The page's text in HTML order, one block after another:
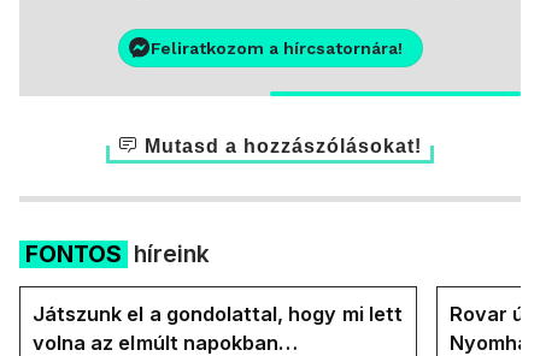
Feliratkozom a hírcsatornára!
Mutasd a hozzászólásokat!
FONTOS híreink
Játszunk el a gondolattal, hogy mi lett
volna az elmúlt napokban
Rovar